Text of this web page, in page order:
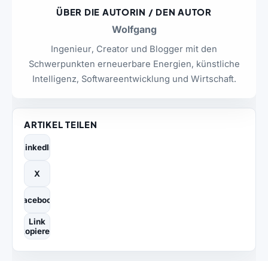
ÜBER DIE AUTORIN / DEN AUTOR
Wolfgang
Ingenieur, Creator und Blogger mit den
Schwerpunkten erneuerbare Energien, künstliche
Intelligenz, Softwareentwicklung und Wirtschaft.
ARTIKEL TEILEN
LinkedIn
X
Facebook
Link
kopieren